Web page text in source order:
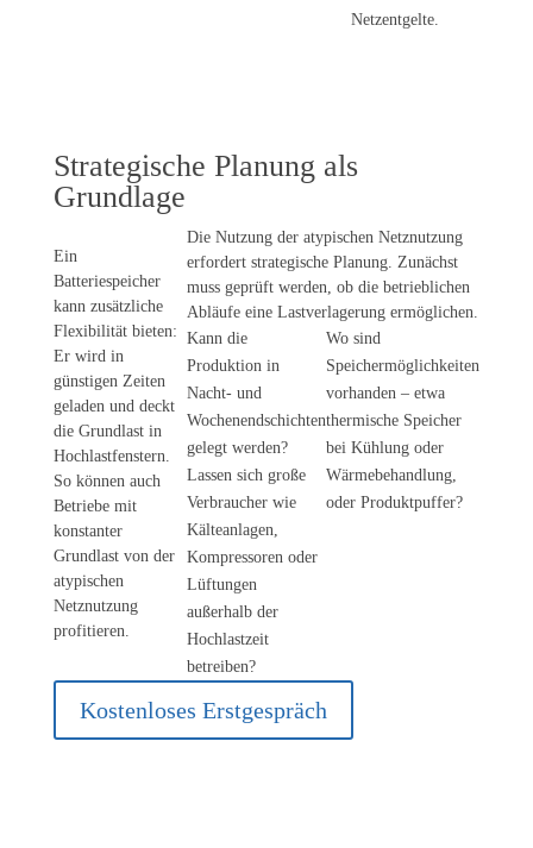
Netzentgelte.
Strategische Planung als
Grundlage
Ein
Batteriespeicher
kann zusätzliche
Flexibilität bieten:
Er wird in
günstigen Zeiten
geladen und deckt
die Grundlast in
Hochlastfenstern.
So können auch
Betriebe mit
konstanter
Grundlast von der
atypischen
Netznutzung
profitieren.
Die Nutzung der atypischen Netznutzung
erfordert strategische Planung. Zunächst
muss geprüft werden, ob die betrieblichen
Abläufe eine Lastverlagerung ermöglichen.
Kann die
Produktion in
Nacht- und
Wochenendschichten
gelegt werden?
Lassen sich große
Verbraucher wie
Kälteanlagen,
Kompressoren oder
Lüftungen
außerhalb der
Hochlastzeit
betreiben?
Wo sind
Speichermöglichkeiten
vorhanden – etwa
thermische Speicher
bei Kühlung oder
Wärmebehandlung,
oder Produktpuffer?
Kostenloses Erstgespräch